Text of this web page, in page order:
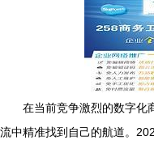
在当前竞争激烈的数字化
流中精准找到自己的航道。